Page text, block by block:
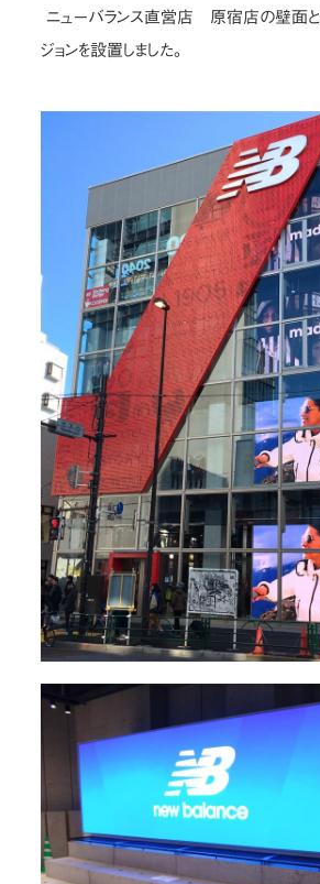
ニューバランス直営店 原宿店の壁面と
ジョンを設置しました。